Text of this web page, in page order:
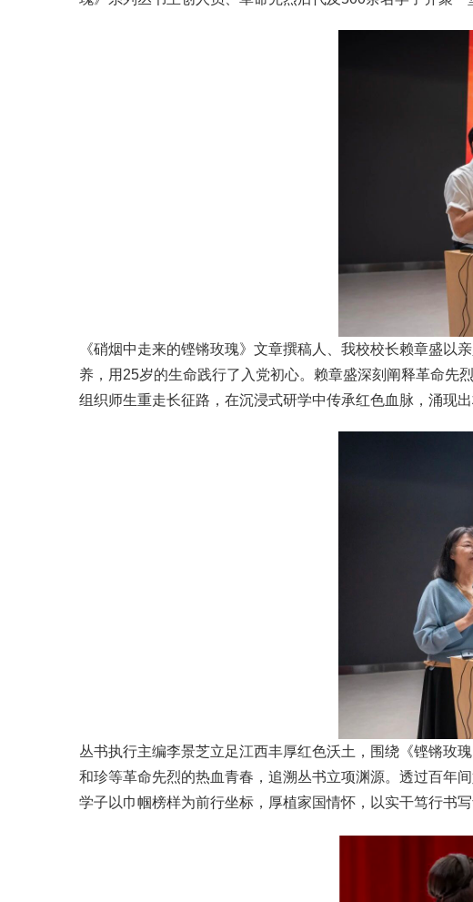
《硝烟中走来的铿锵玫瑰》文章撰稿人、我校校长赖章盛
养，用25岁的生命践行了入党初心。赖章盛深刻阐释革命先
组织师生重走长征路，在沉浸式研学中传承红色血脉，涌现
丛书执行主编李景芝立足江西丰厚红色沃土，围绕《铿锵玫
和珍等革命先烈的热血青春，追溯丛书立项渊源。透过百年
学子以巾帼榜样为前行坐标，厚植家国情怀，以实干笃行书写